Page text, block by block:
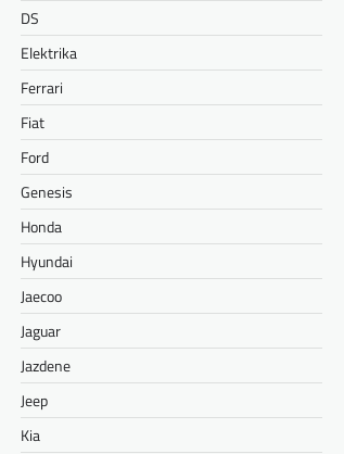
DS
Elektrika
Ferrari
Fiat
Ford
Genesis
Honda
Hyundai
Jaecoo
Jaguar
Jazdene
Jeep
Kia